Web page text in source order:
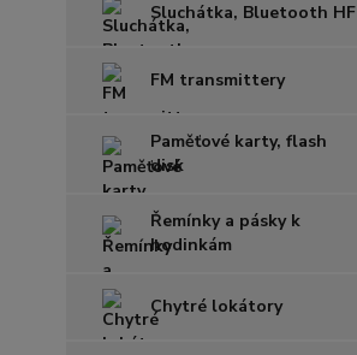
Sluchátka, Bluetooth HF
FM transmittery
Paměťové karty, flash
disk
Řemínky a pásky k
hodinkám
Chytré lokátory